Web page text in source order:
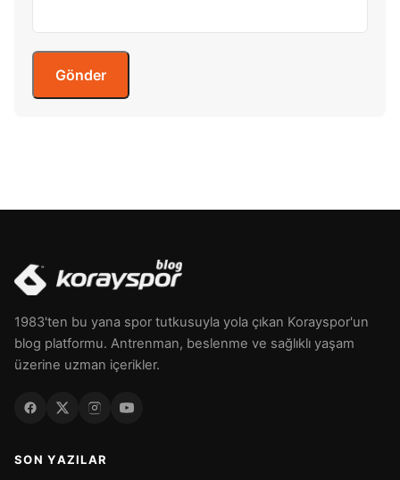
1983'ten bu yana spor tutkusuyla yola çıkan Korayspor'un
blog platformu. Antrenman, beslenme ve sağlıklı yaşam
üzerine uzman içerikler.
SON YAZILAR